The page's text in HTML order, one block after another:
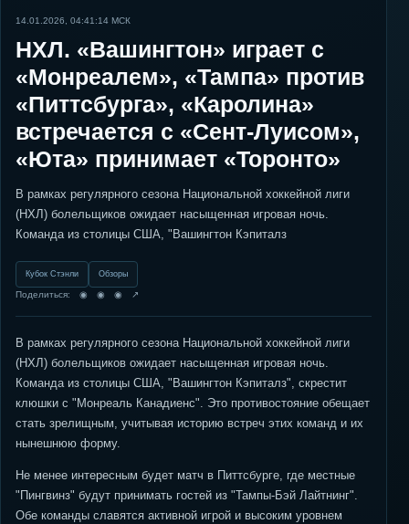
14.01.2026, 04:41:14 МСК
НХЛ. «Вашингтон» играет с
«Монреалем», «Тампа» против
«Питтсбурга», «Каролина»
встречается с «Сент-Луисом»,
«Юта» принимает «Торонто»
В рамках регулярного сезона Национальной хоккейной лиги
(НХЛ) болельщиков ожидает насыщенная игровая ночь.
Команда из столицы США, "Вашингтон Кэпиталз
Кубок Стэнли Обзоры
Поделиться: ◉ ◉ ◉ ↗
В рамках регулярного сезона Национальной хоккейной лиги
(НХЛ) болельщиков ожидает насыщенная игровая ночь.
Команда из столицы США, "Вашингтон Кэпиталз", скрестит
клюшки с "Монреаль Канадиенс". Это противостояние обещает
стать зрелищным, учитывая историю встреч этих команд и их
нынешнюю форму.
Не менее интересным будет матч в Питтсбурге, где местные
"Пингвинз" будут принимать гостей из "Тампы-Бэй Лайтнинг".
Обе команды славятся активной игрой и высоким уровнем